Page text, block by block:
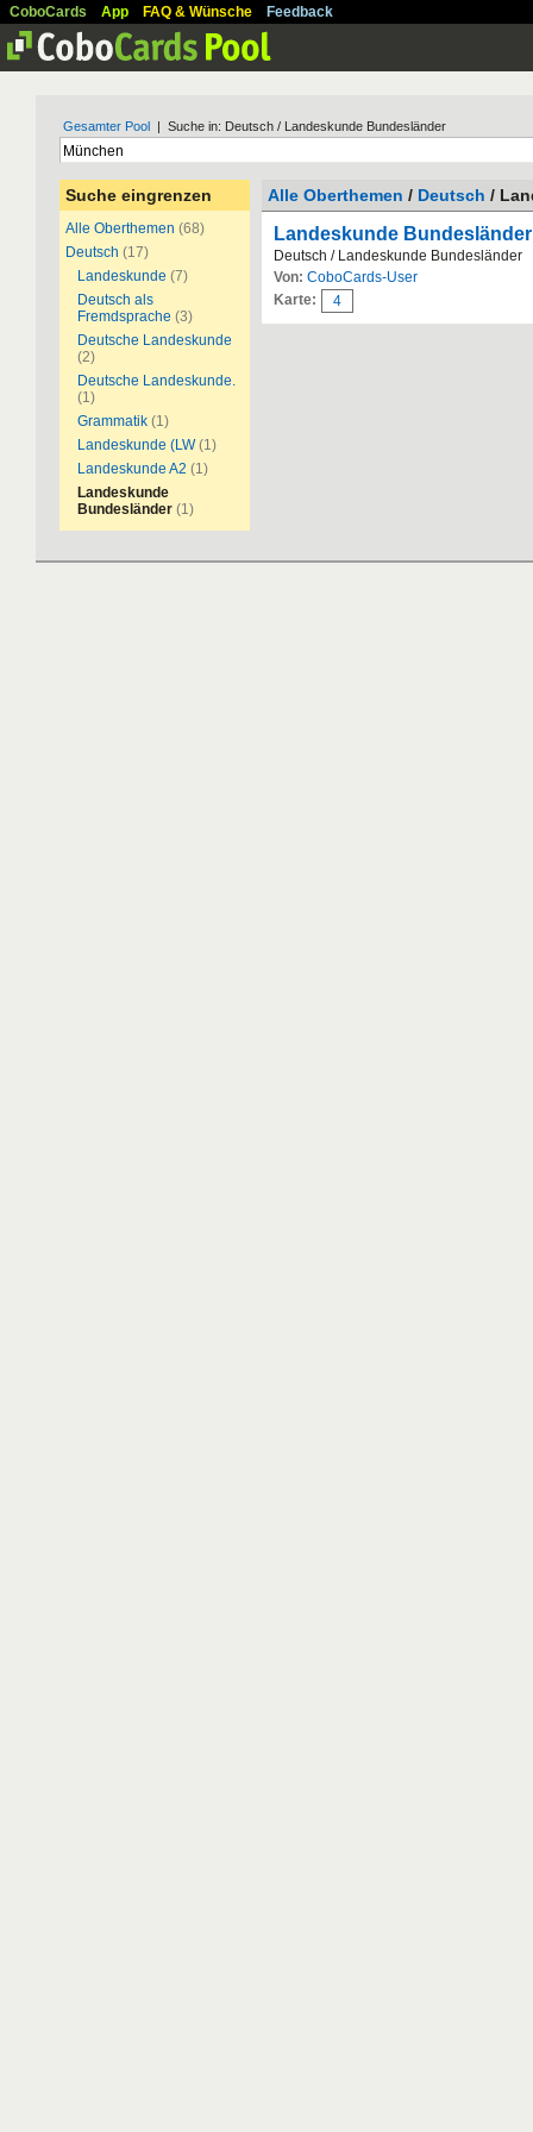
CoboCards App FAQ & Wünsche Feedback
Gesamter Pool | Suche in: Deutsch / Landeskunde Bundesländer
Suche eingrenzen
Alle Oberthemen (68)
Deutsch (17)
Landeskunde (7)
Deutsch als
Fremdsprache (3)
Deutsche Landeskunde
(2)
Deutsche Landeskunde.
(1)
Grammatik (1)
Landeskunde (LW (1)
Landeskunde A2 (1)
Landeskunde
Bundesländer (1)
Alle Oberthemen / Deutsch /
Landeskunde Bundesländer
Deutsch / Landeskunde Bundesländer
Von: CoboCards-User
Karte:
4